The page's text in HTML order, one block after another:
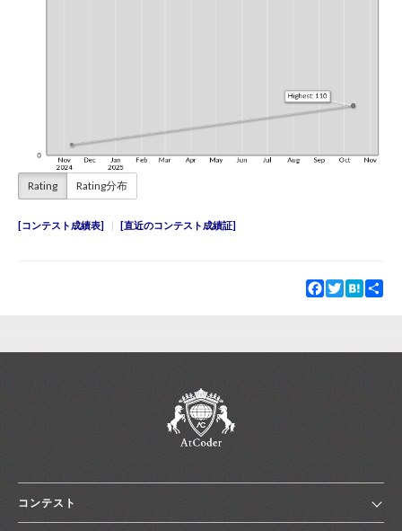
Rating Rating分布
コンテスト成績表 直近のコンテスト成績証
Facebook
TwitterHatena
コンテスト